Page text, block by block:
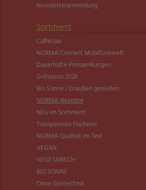
Newsletter­anmeldung
Sortiment
Caffeciao
NORMA Connect Mobilfunkwelt
Dauerhafte Preissenkungen
Grillsaison 2026
Bio Sonne / Draußen genießen
NORMA-Rezepte
NEU im Sortiment
Transparente Fischerei
NORMA Qualität im Test
VEGAN
VEGETARISCH
BIO SONNE
Ohne Gentechnik